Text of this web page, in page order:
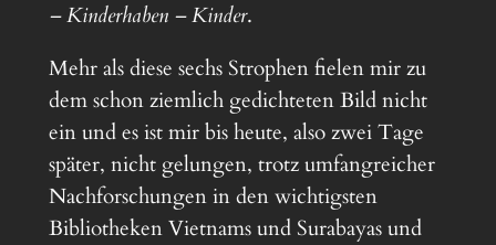
– Kinderhaben – Kinder.
Mehr als diese sechs Strophen fielen mir zu
dem schon ziemlich gedichteten Bild nicht
ein und es ist mir bis heute, also zwei Tage
später, nicht gelungen, trotz umfangreicher
Nachforschungen in den wichtigsten
Bibliotheken Vietnams und Surabayas und